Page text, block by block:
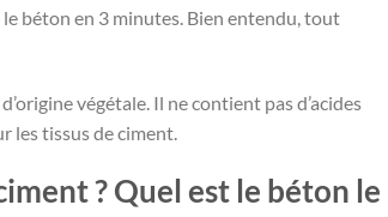
béton en 3 minutes. Bien entendu, tout
végétale. Il ne contient pas d’acides
les tissus de ciment.
? Quel est le béton le